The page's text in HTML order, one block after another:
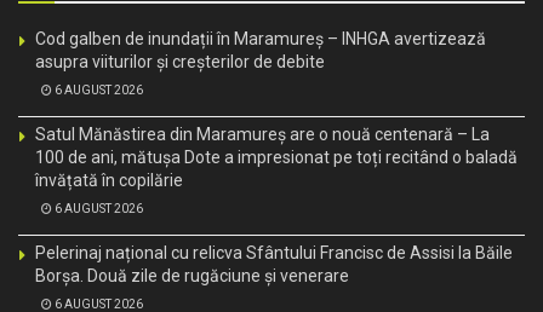
Cod galben de inundații în Maramureș – INHGA avertizează
asupra viiturilor și creșterilor de debite
6 AUGUST 2026
Satul Mănăstirea din Maramureș are o nouă centenară – La
100 de ani, mătușa Dote a impresionat pe toți recitând o baladă
învățată în copilărie
6 AUGUST 2026
Pelerinaj național cu relicva Sfântului Francisc de Assisi la Băile
Borșa. Două zile de rugăciune și venerare
6 AUGUST 2026